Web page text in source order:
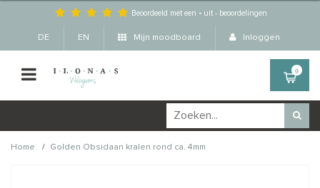
Beoordeeld met een - uit -beoordelingen
DE EN Mijn moodboard Inloggen
0
Home / Golden Obsidaan kralen rond ca. 4mm